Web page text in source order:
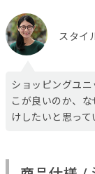
スタイ
ショッピングユ
こが良いのか、
けしたいと思って